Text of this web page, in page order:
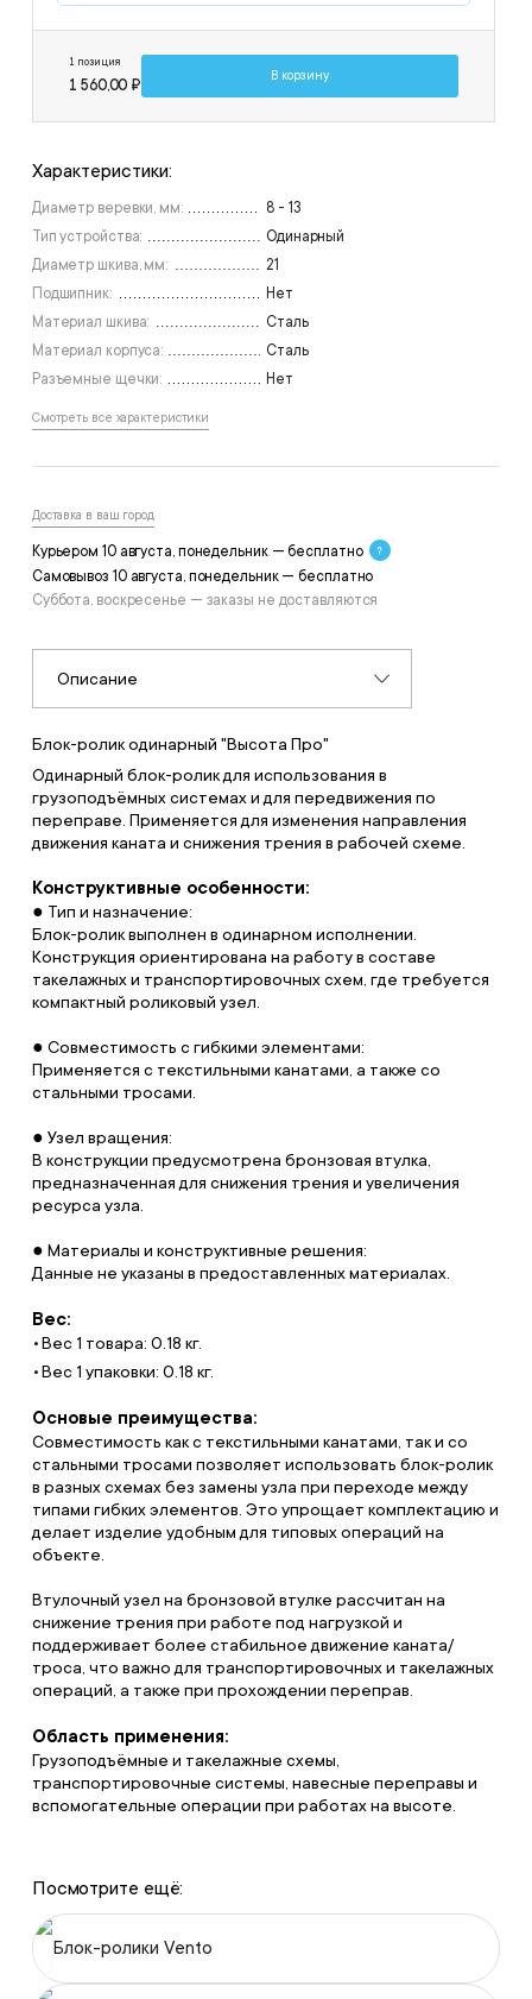
1 позиция
1 560,00 ₽
В корзину
Характеристики:
Диаметр веревки, мм:
8 - 13
Тип устройства:
Одинарный
Диаметр шкива, мм:
21
Подшипник:
Нет
Материал шкива:
Сталь
Материал корпуса:
Сталь
Разъемные щечки:
Нет
Смотреть все характеристики
Доставка в ваш город
Курьером 10 августа, понедельник — бесплатно
Самовывоз 10 августа, понедельник — бесплатно
Суббота, воскресенье — заказы не доставляются
Описание
Блок-ролик одинарный "Высота Про"
Одинарный блок-ролик для использования в
грузоподъёмных системах и для передвижения по
переправе. Применяется для изменения направления
движения каната и снижения трения в рабочей схеме.
Конструктивные особенности:
● Тип и назначение:
Блок-ролик выполнен в одинарном исполнении.
Конструкция ориентирована на работу в составе
такелажных и транспортировочных схем, где требуется
компактный роликовый узел.
● Совместимость с гибкими элементами:
Применяется с текстильными канатами, а также со
стальными тросами.
● Узел вращения:
В конструкции предусмотрена бронзовая втулка,
предназначенная для снижения трения и увеличения
ресурса узла.
● Материалы и конструктивные решения:
Данные не указаны в предоставленных материалах.
Вес:
Вес 1 товара: 0.18 кг.
Вес 1 упаковки: 0.18 кг.
Основые преимущества:
Совместимость как с текстильными канатами, так и со
стальными тросами позволяет использовать блок-ролик
в разных схемах без замены узла при переходе между
типами гибких элементов. Это упрощает комплектацию и
делает изделие удобным для типовых операций на
объекте.
Втулочный узел на бронзовой втулке рассчитан на
снижение трения при работе под нагрузкой и
поддерживает более стабильное движение каната/
троса, что важно для транспортировочных и такелажных
операций, а также при прохождении переправ.
Область применения:
Грузоподъёмные и такелажные схемы,
транспортировочные системы, навесные переправы и
вспомогательные операции при работах на высоте.
Посмотрите ещё:
Блок-ролики Vento